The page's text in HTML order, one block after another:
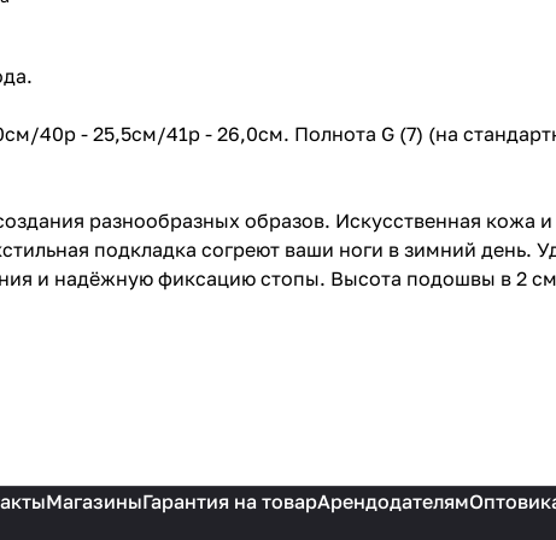
40р - 25,5см/41р - 26,0см. Полнота G (7) (на
разнообразных образов. Искусственная кожа и
подкладка согреют ваши ноги в зимний день.
и надёжную фиксацию стопы. Высота подошвы в 2
МагазиныГарантия на товарАрендодателям